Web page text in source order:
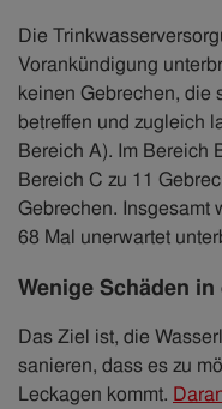
Die
Vorankündigung
keinen Gebrechen, die
betreffen und zugleich
Bereich A). Im Bereich
Bereich C zu 11
Gebrechen. Insgesamt
68 Mal unerwartet
Wenige Schäden
Das Ziel ist, die
sanieren, dass es zu
Leckagen kommt.